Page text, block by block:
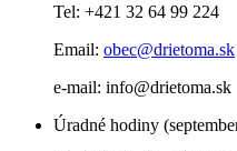
Tel: +421 32 64 99 224
Email: obec@drietoma.sk
e-mail: info@drietoma.sk
Úradné hodiny